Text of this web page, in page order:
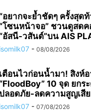
“อยากจะย้ำชัดๆ ครั้งสุด
“โซนหน้าจอ” ชวนดูสดค
“อัสนี-วสันต์”บน AIS
isomilk07 - 08/08/2026
เตือนไวก่อนน้ำมา! สิงห์
“FloodBoy” 10 จุด ยกร
ลอดภัย-ลดความสูญเสีย
isomilk07 - 07/08/2026